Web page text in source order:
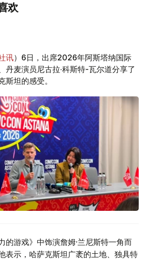
欢
讯）6日，出席2026年阿斯塔纳国际
丹麦演员尼古拉·科斯特-瓦尔道分享了
斯坦的感受。
的游戏》中饰演詹姆·兰尼斯特一角而
表示，哈萨克斯坦广袤的土地、独具特